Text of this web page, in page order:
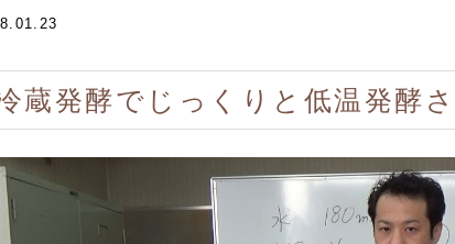
蔵発酵でじっくりと低温発酵